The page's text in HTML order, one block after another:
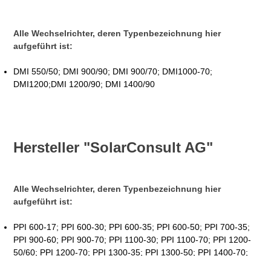
Alle Wechselrichter, deren Typenbezeichnung hier
aufgeführt ist:
DMI 550/50; DMI 900/90; DMI 900/70; DMI1000-70;
DMI1200;DMI 1200/90; DMI 1400/90
Hersteller "SolarConsult AG"
Alle Wechselrichter, deren Typenbezeichnung hier
aufgeführt ist:
PPI 600-17; PPI 600-30; PPI 600-35; PPI 600-50; PPI 700-35;
PPI 900-60; PPI 900-70; PPI 1100-30; PPI 1100-70; PPI 1200-
50/60; PPI 1200-70; PPI 1300-35; PPI 1300-50; PPI 1400-70;